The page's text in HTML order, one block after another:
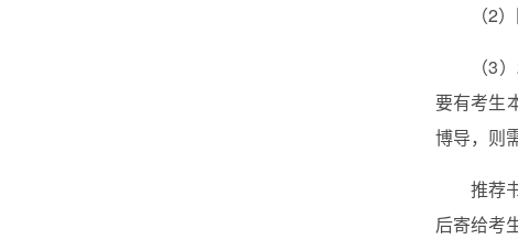
（2
（3
要有考生
博导，则
推荐
后寄给考